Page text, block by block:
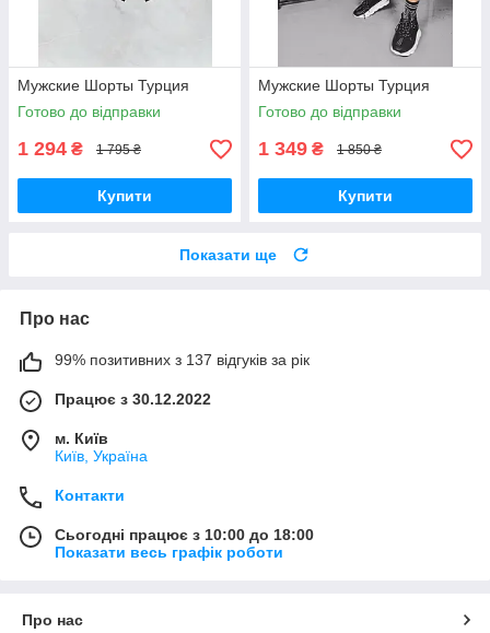
Мужские Шорты Турция
Готово до відправки
1 294 ₴ 1 795 ₴
Купити
Мужские Шорты Турция
Готово до відправки
1 349 ₴ 1 850 ₴
Купити
Показати ще
Про нас
99% позитивних з 137 відгуків за рік
Працює з 30.12.2022
м. Київ
Київ, Україна
Контакти
Сьогодні працює з 10:00 до 18:00
Показати весь графік роботи
Про нас